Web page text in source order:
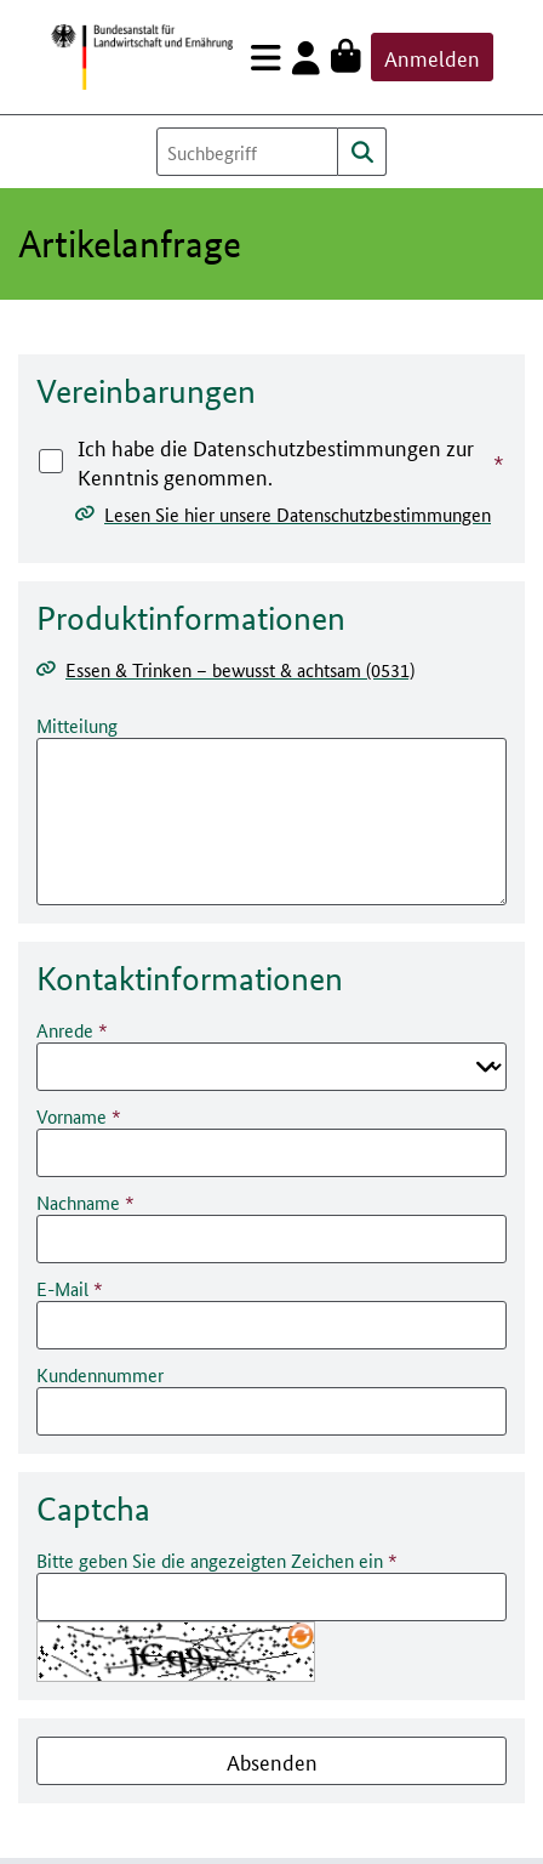
Zum
Inhalt
springen
Anmelden
Artikelanfrage
Vereinbarungen
Ich habe die Datenschutzbestimmungen zur
Kenntnis genommen.
Lesen Sie hier unsere Datenschutzbestimmungen
Produktinformationen
Essen & Trinken – bewusst & achtsam (0531)
Mitteilung
Kontakt­informationen
Anrede
Vorname
Nachname
E-Mail
Kundennummer
Captcha
Bitte geben Sie die angezeigten Zeichen ein
Absenden